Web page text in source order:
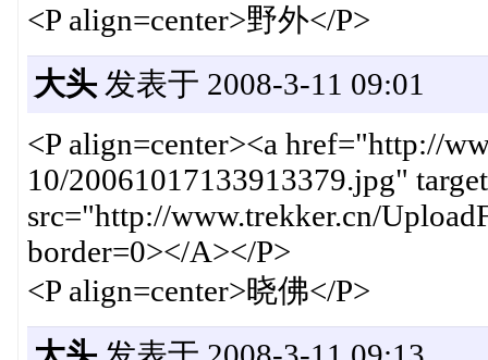
<P align=center>野外</P>
大头发表于 2008-3-11 09:01
<P align=center><a href="http://
10/20061017133913379.jpg"
src="http://www.trekker.cn/
border=0></A></P>
<P align=center>晓佛</P>